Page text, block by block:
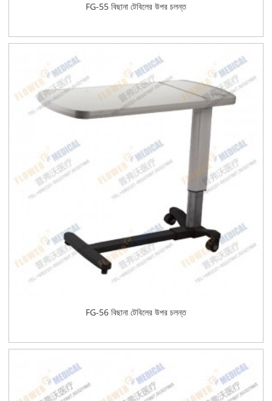
FG-55 বিছানা টেবিলের উপর চলন্ত
FG-56 বিছানা টেবিলের উপর চলন্ত